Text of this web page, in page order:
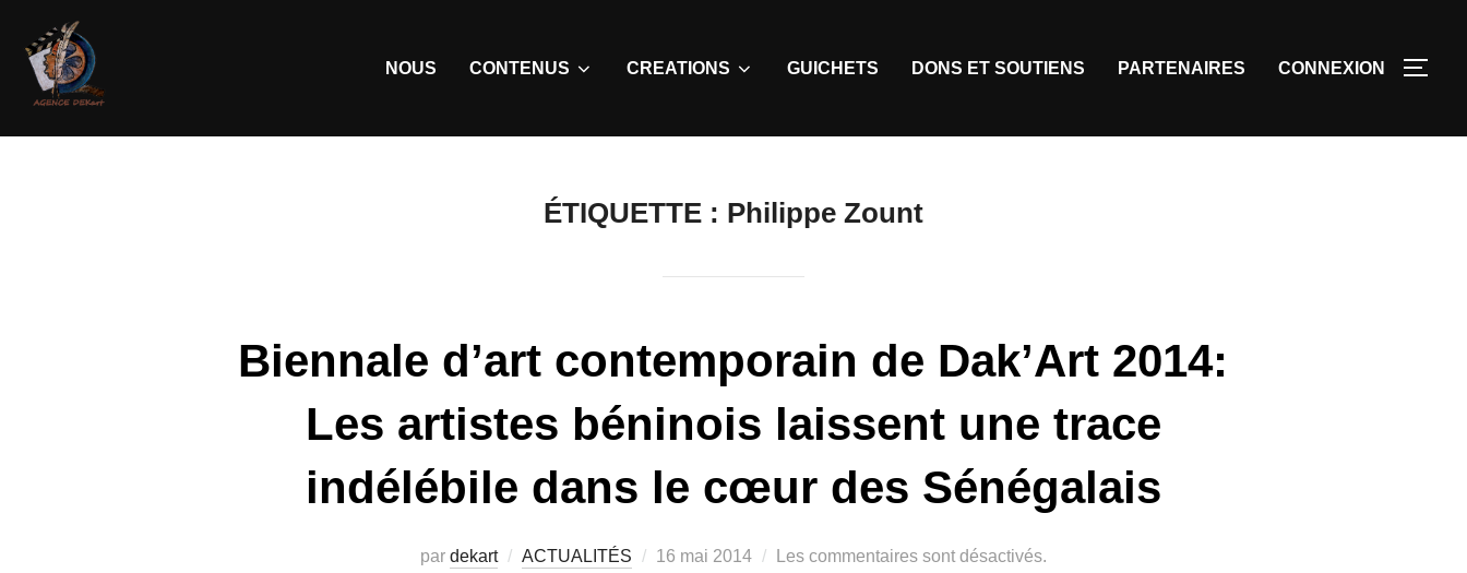
NOUS CONTENUS CREATIONS GUICHETS DONS ET SOUTIENS PARTENAIRES CONNEXION
ÉTIQUETTE : Philippe Zount
Biennale d’art contemporain de Dak’Art 2014:
Les artistes béninois laissent une trace
indélébile dans le cœur des Sénégalais
par dekart ACTUALITÉS 16 mai 2014 Les commentaires sont désactivés.